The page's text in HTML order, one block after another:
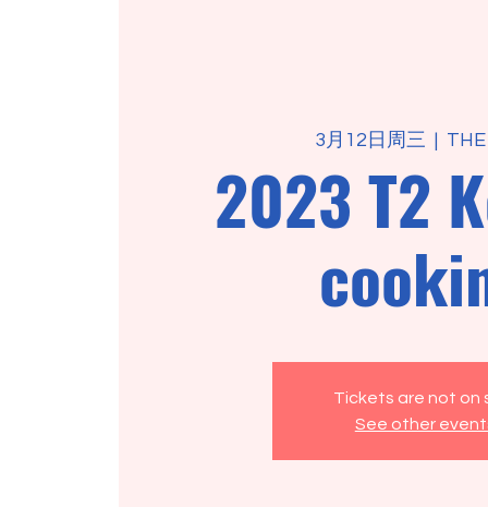
3月12日周三
  |
2023 T2
Tickets are not on
See other